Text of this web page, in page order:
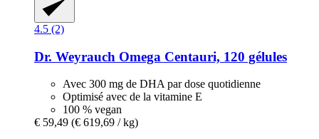
4.5 (2)
Dr. Weyrauch Omega Centauri, 120 gélules
Avec 300 mg de DHA par dose quotidienne
Optimisé avec de la vitamine E
100 % vegan
€ 59,49 (€ 619,69 / kg)